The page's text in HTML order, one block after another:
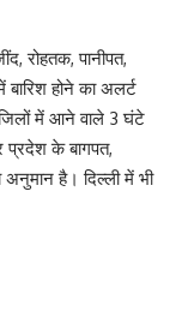
रोहतक, पानीपत,
बारिश होने का अलर्ट
जिलों में आने वाले 3 घंटे
प्रदेश के बागपत,
है। दिल्ली में भी